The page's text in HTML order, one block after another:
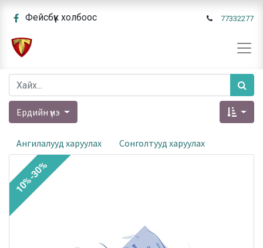
Фейсбүүк холбоос 77332277
Ердийн үнэ
Ангилалууд харуулах Сонголтууд харуулах
10%-30%